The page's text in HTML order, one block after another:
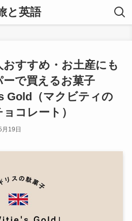
と英語
すすめ・お土産にも
で買えるお菓子
Gold（マクビティの
コレート）
19日